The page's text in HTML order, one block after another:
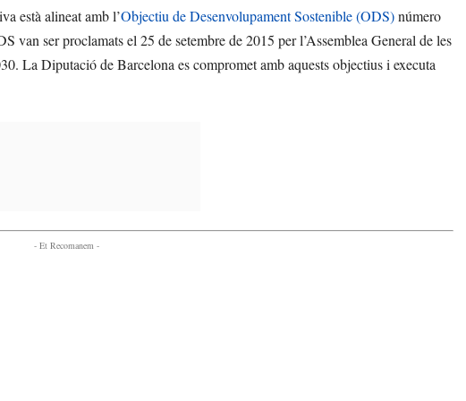
està alineat amb l’Objectiu de Desenvolupament Sostenible (ODS)número
van ser proclamats el 25 de setembre de 2015 per l’Assemblea General de les
La Diputació de Barcelona es compromet amb aquests objectius i executa
- Et Recomanem -